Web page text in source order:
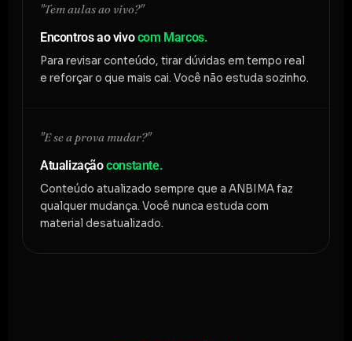
"Tem aulas ao vivo?"
Encontros ao vivocom Marcos.
Para revisar conteúdo, tirar dúvidas em tempo real
e reforçar o que mais cai. Você não estuda sozinho.
"E se a prova mudar?"
Atualizaçãoconstante.
Conteúdo atualizado sempre que a ANBIMA faz
qualquer mudança. Você nunca estuda com
material desatualizado.